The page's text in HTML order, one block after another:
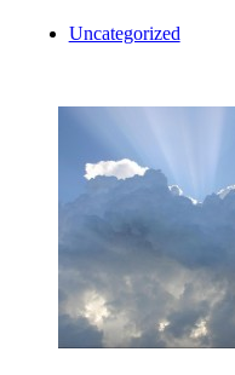
Uncategorized